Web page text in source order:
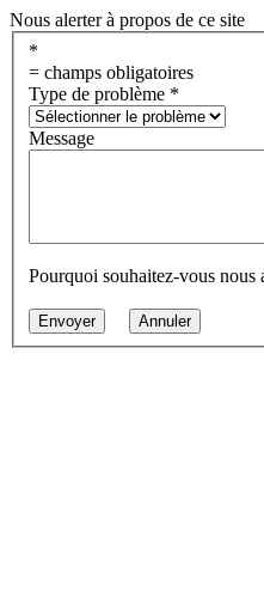
Nous alerter à propos de ce site
*
= champs obligatoires
Type de problème *
Message
Pourquoi souhaitez-vous nous